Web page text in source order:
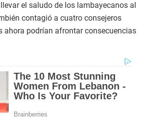
el saludo de los lambayecanos al
contagió a cuatro consejeros
ahora podrían afrontar consecuencias